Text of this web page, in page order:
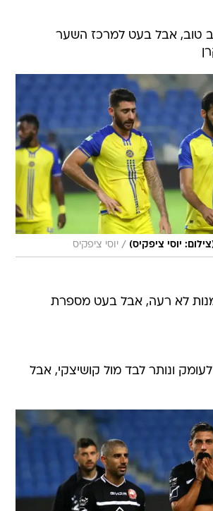
טוב, אבל בעט למרכז השער
יוסי ציפקיס) / יוסי ציפקיס
לא רעה, אבל בעט מספרת
ונותר לבד מול קושיצקי, אבל